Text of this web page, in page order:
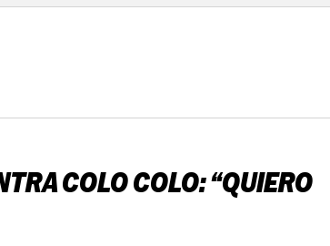
COLO COLO: “QUIERO